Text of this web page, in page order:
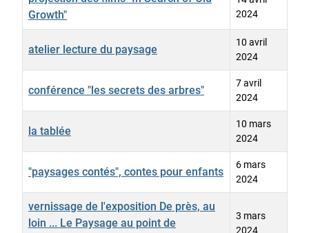
Growth"
2024
atelier lecture du paysage
10 avril
2024
conférence "les secrets des arbres"
7 avril
2024
la tablée
10 mars
2024
"paysages contés", contes pour enfants
6 mars
2024
vernissage de l'exposition De près, au
loin ... Le Paysage au point de
3 mars
2024